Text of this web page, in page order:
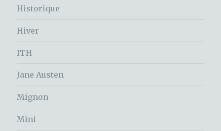
Historique
Hiver
ITH
Jane Austen
Mignon
Mini